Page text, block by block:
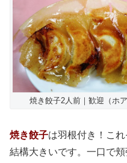
焼き餃子2人前｜歓迎（ホ
焼き餃子は羽根付き！こ
結構大きいです。一口で頬